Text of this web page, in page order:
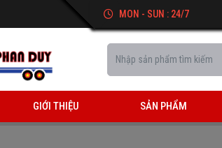
MON - SUN : 24/7
GIỚI THIỆU SẢN PHẨM